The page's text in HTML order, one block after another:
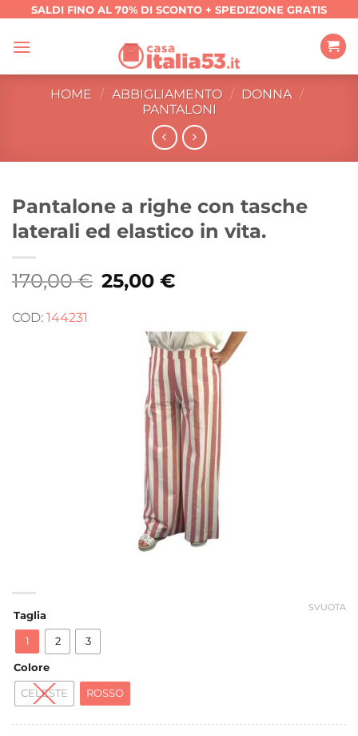
contenuti
SALDI FINO AL 70% DI SCONTO + SPEDIZIONE GRATIS
HOME / ABBIGLIAMENTO / DONNA /
PANTALONI
Pantalone a righe con tasche
laterali ed elastico in vita.
170,00€ Il
prezzo
170,00 €.
25,00€Il
prezzo
25,00 €.
COD: 144231
Taglia
1 2 3
Colore
CELESTE ROSSO
SVUOTA